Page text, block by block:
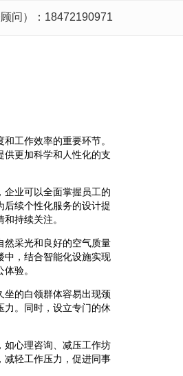
问）：18472190971
工作效率的重要环节。
供更加科学和人性化的支
企业可以全面掌握员工的
后续个性化服务的设计提
持续关注。
然采光和良好的空气质量
中，结合智能化设施实现
验。
坐的白领群体容易出现颈
力。同时，设立专门的休
如心理咨询、减压工作坊
减轻工作压力，促进同事